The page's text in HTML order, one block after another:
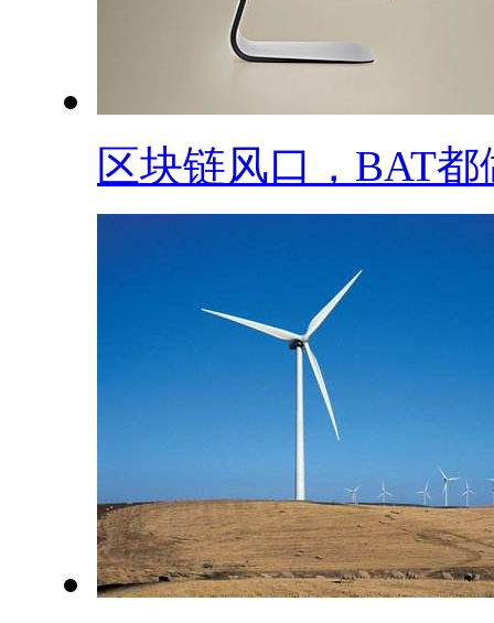
区块链风口，BAT都